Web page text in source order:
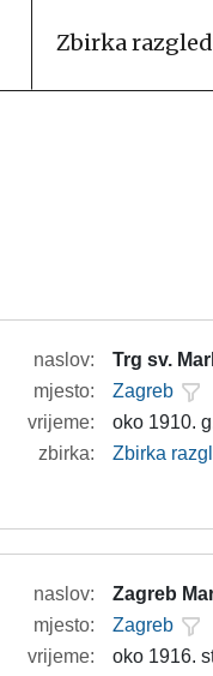
Zbirka
naslov:
Trg sv.
mjesto:
Zagreb
vrijeme:
oko 1910.
zbirka:
Zbirka
naslov:
Zagreb
mjesto:
Zagreb
vrijeme:
oko 1916.